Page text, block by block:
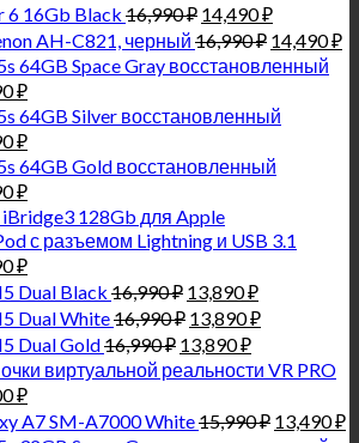
6 16Gb Black 16,990₽ 14,490₽
AH-C821, черный 16,990₽ 14,490₽
64GB Space Gray восстановленный
₽
64GB Silver восстановленный
₽
64GB Gold восстановленный
₽
128Gb для Apple
с разъемом Lightning и USB 3.1
₽
Dual Black 16,990₽ 13,890₽
Dual White16,990₽ 13,890₽
Dual Gold16,990₽ 13,890₽
виртуальной реальности VR PRO
₽
A7 SM-A7000 White15,990₽ 13,490₽